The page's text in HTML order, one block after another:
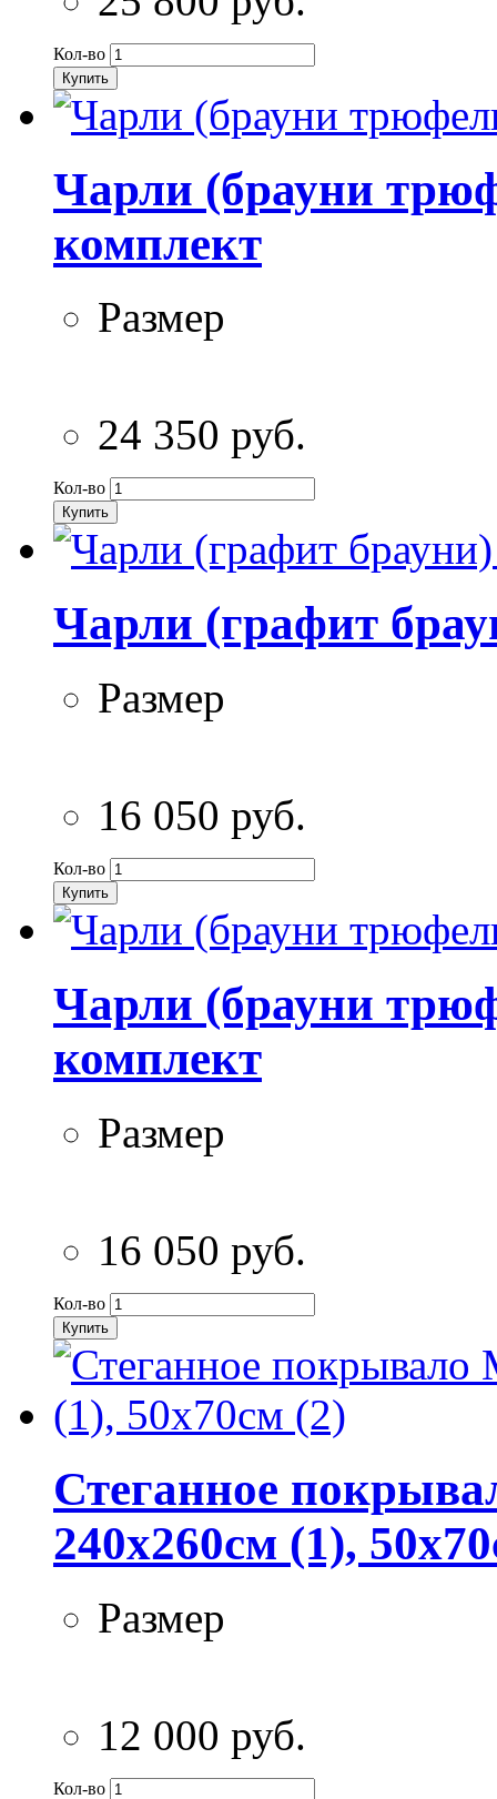
Кол-во
Купить
Чарли (брауни
комплект
Размер
24 350 руб.
Кол-во
Купить
Чарли (графит
Размер
16 050 руб.
Кол-во
Купить
Чарли (брауни
комплект
Размер
16 050 руб.
Кол-во
Купить
Стеганное
240х260см (1),
Размер
12 000 руб.
Кол-во